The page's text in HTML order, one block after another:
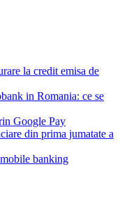
la credit emisa de
in Romania: ce se
Google Pay
din prima jumatate a
banking